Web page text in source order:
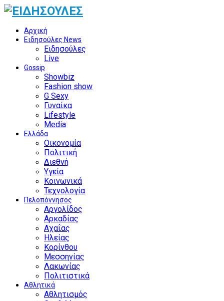
Αρχική
Ειδησούλες News
Ειδησούλες
Live
Gossip
Showbiz
Fashion show
G Sexy
Γυναίκα
Lifestyle
Media
Ελλάδα
Οικονομία
Πολιτική
Διεθνή
Υγεία
Κοινωνικά
Τεχνολογία
Πελοπόννησος
Αργολίδος
Αρκαδίας
Αχαΐας
Ηλείας
Κορίνθου
Μεσσηνίας
Λακωνίας
Πολιτιστικά
Αθλητικά
Αθλητισμός